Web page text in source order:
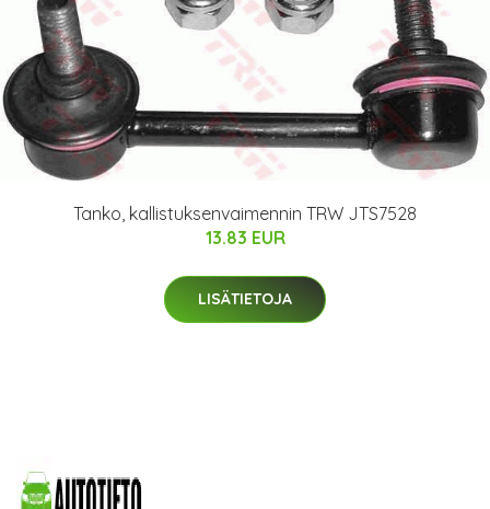
Tanko, kallistuksenvaimennin TRW JTS7528
13.83 EUR
LISÄTIETOJA